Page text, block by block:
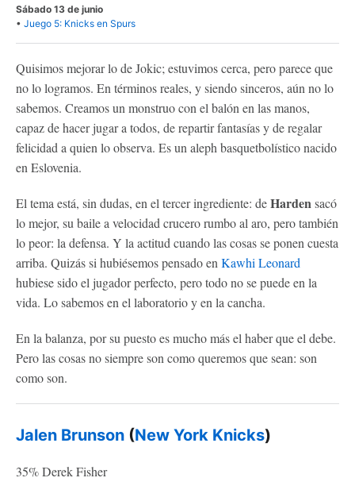
Sábado 13 de junio
• Juego 5: Knicks en Spurs
Quisimos mejorar lo de Jokic; estuvimos cerca, pero parece que
no lo logramos. En términos reales, y siendo sinceros, aún no lo
sabemos. Creamos un monstruo con el balón en las manos,
capaz de hacer jugar a todos, de repartir fantasías y de regalar
felicidad a quien lo observa. Es un aleph basquetbolístico nacido
en Eslovenia.
El tema está, sin dudas, en el tercer ingrediente: deHarden sacó
lo mejor, su baile a velocidad crucero rumbo al aro, pero también
lo peor: la defensa. Y la actitud cuando las cosas se ponen cuesta
arriba. Quizás si hubiésemos pensado en Kawhi Leonard
hubiese sido el jugador perfecto, pero todo no se puede en la
vida. Lo sabemos en el laboratorio y en la cancha.
En la balanza, por su puesto es mucho más el haber que el debe.
Pero las cosas no siempre son como queremos que sean: son
como son.
Jalen Brunson (New York Knicks)
35% Derek Fisher